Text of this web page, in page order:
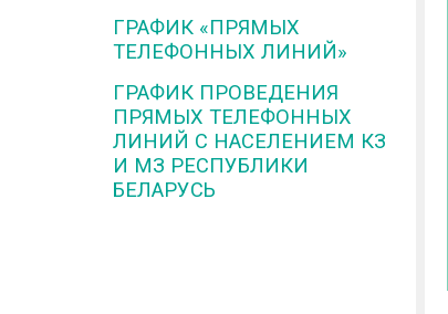
ГРАФИК «ПРЯМЫХ
ТЕЛЕФОННЫХ ЛИНИЙ»
ГРАФИК ПРОВЕДЕНИЯ
ПРЯМЫХ ТЕЛЕФОННЫХ
ЛИНИЙ С НАСЕЛЕНИЕМ КЗ
И МЗ РЕСПУБЛИКИ
БЕЛАРУСЬ